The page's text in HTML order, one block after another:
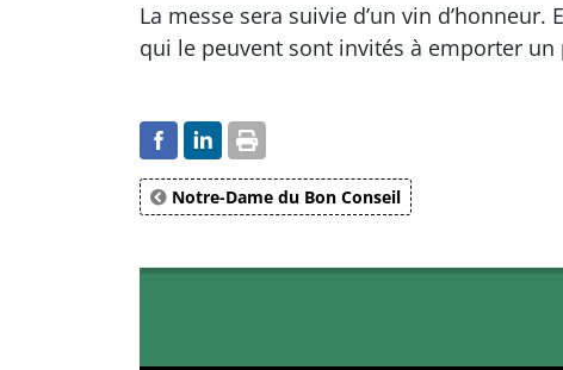
La messe sera suivie d’un vin
qui le peuvent sont invités à emporter
Notre-Dame du Bon Conseil